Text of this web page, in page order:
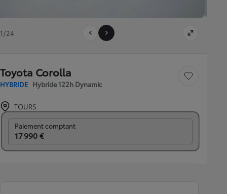
1/24
Toyota Corolla
HYBRIDE Hybride 122h Dynamic
Sauvegarder le
TOURS
Paiement comptant
17 990 €